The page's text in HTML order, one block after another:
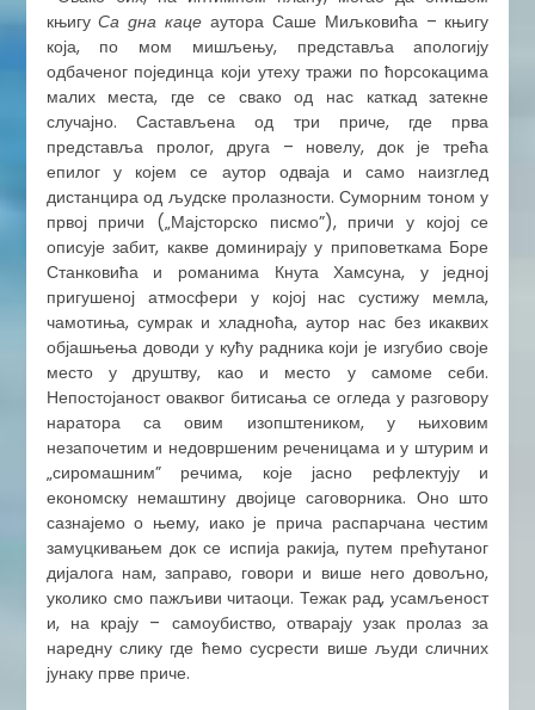
књигуСа дна каце аутора Саше Миљковића – књигу
која, по мом мишљењу, представља апологију
одбаченог појединца који утеху тражи по ћорсокацима
малих места, где се свако од нас каткад затекне
случајно. Састављена од три приче, где прва
представља пролог, друга – новелу, док је трећа
епилог у којем се аутор одваја и само наизглед
дистанцира од људске пролазности. Суморним тоном у
првој причи („Мајсторско писмо”), причи у којој се
описује забит, какве доминирају у приповеткама Боре
Станковића и романима Кнута Хамсуна, у једној
пригушеној атмосфери у којој нас сустижу мемла,
чамотиња, сумрак и хладноћа, аутор нас без икаквих
објашњења доводи у кућу радника који је изгубио своје
место у друштву, као и место у самоме себи.
Непостојаност оваквог битисања се огледа у разговору
наратора са овим изопштеником, у њиховим
незапочетим и недовршеним реченицама и у штурим и
„сиромашним” речима, које јасно рефлектују и
економску немаштину двојице саговорника. Оно што
сазнајемо о њему, иако је прича распарчана честим
замуцкивањем док се испија ракија, путем прећутаног
дијалога нам, заправо, говори и више него довољно,
уколико смо пажљиви читаоци. Тежак рад, усамљеност
и, на крају – самоубиство, отварају узак пролаз за
наредну слику где ћемо сусрести више људи сличних
јунаку прве приче.